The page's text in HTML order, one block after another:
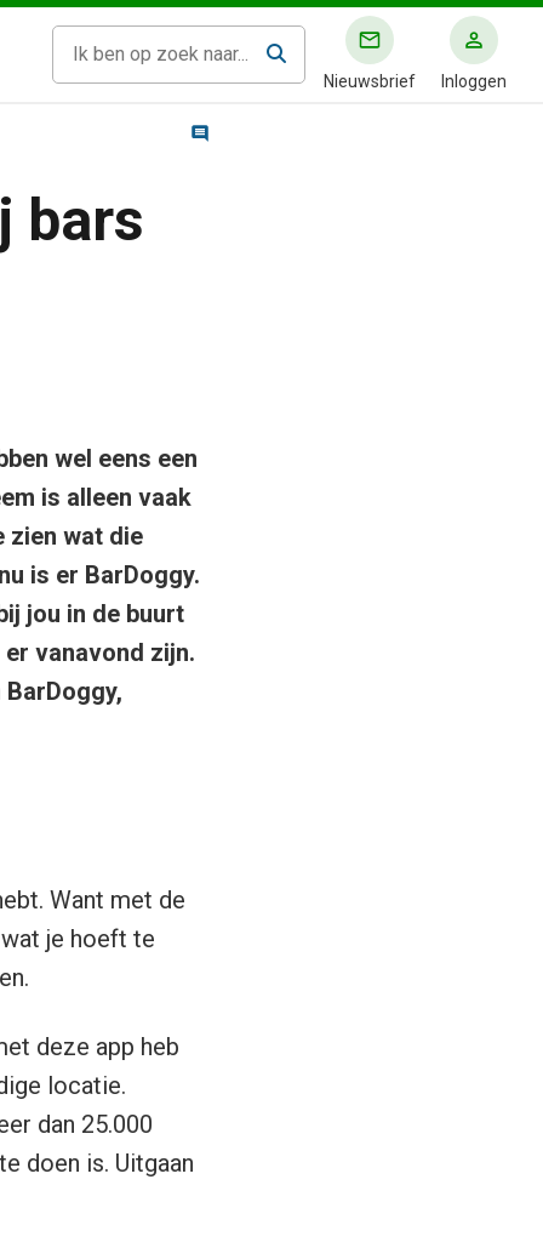
Nieuwsbrief Inloggen
bars
wel eens een
is alleen vaak
zien wat die
is er BarDoggy.
jou in de buurt
vanavond zijn.
Want met de
je hoeft te
deze app heb
locatie.
dan 25.000
doen is. Uitgaan